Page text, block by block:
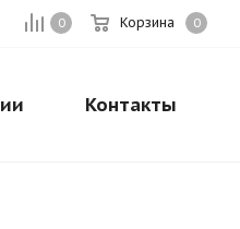
0 Корзина 0
Контакты